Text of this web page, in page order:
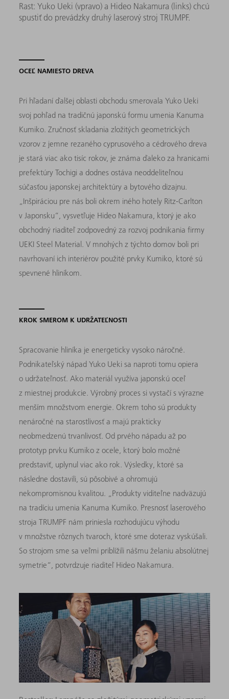
Rast: Yuko Ueki (vpravo) a Hideo Nakamura (links) chcú
spustiť do prevádzky druhý laserový stroj TRUMPF.
OCEĽ NAMIESTO DREVA
Pri hľadaní ďalšej oblasti obchodu smerovala Yuko Ueki
svoj pohľad na tradičnú japonskú formu umenia Kanuma
Kumiko. Zručnosť skladania zložitých geometrických
vzorov z jemne rezaného cyprusového a cédrového dreva
je stará viac ako tisíc rokov, je známa ďaleko za hranicami
prefektúry Tochigi a dodnes ostáva neoddeliteľnou
súčasťou japonskej architektúry a bytového dizajnu.
„Inšpiráciou pre nás boli okrem iného hotely Ritz-Carlton
v Japonsku“, vysvetľuje Hideo Nakamura, ktorý je ako
obchodný riaditeľ zodpovedný za rozvoj podnikania firmy
UEKI Steel Material. V mnohých z týchto domov boli pri
navrhovaní ich interiérov použité prvky Kumiko, ktoré sú
spevnené hliníkom.
KROK SMEROM K UDRŽATEĽNOSTI
Spracovanie hliníka je energeticky vysoko náročné.
Podnikateľský nápad Yuko Ueki sa naproti tomu opiera
o udržateľnosť. Ako materiál využíva japonskú oceľ
z miestnej produkcie. Výrobný proces si vystačí s výrazne
menším množstvom energie. Okrem toho sú produkty
nenáročné na starostlivosť a majú prakticky
neobmedzenú trvanlivosť. Od prvého nápadu až po
prototyp prvku Kumiko z ocele, ktorý bolo možné
predstaviť, uplynul viac ako rok. Výsledky, ktoré sa
následne dostavili, sú pôsobivé a ohromujú
nekompromisnou kvalitou. „Produkty viditeľne nadväzujú
na tradíciu umenia Kanuma Kumiko. Presnosť laserového
stroja TRUMPF nám priniesla rozhodujúcu výhodu
v množstve rôznych tvaroch, ktoré sme doteraz vyskúšali.
So strojom sme sa veľmi priblížili nášmu želaniu absolútnej
symetrie“, potvrdzuje riaditeľ Hideo Nakamura.